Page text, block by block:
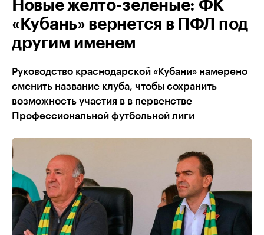
Новые желто-зеленые: ФК
«Кубань» вернется в ПФЛ под
другим именем
Руководство краснодарской «Кубани» намерено
сменить название клуба, чтобы сохранить
возможность участия в в первенстве
Профессиональной футбольной лиги